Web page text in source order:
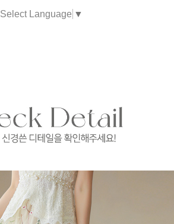
Select Language ▼